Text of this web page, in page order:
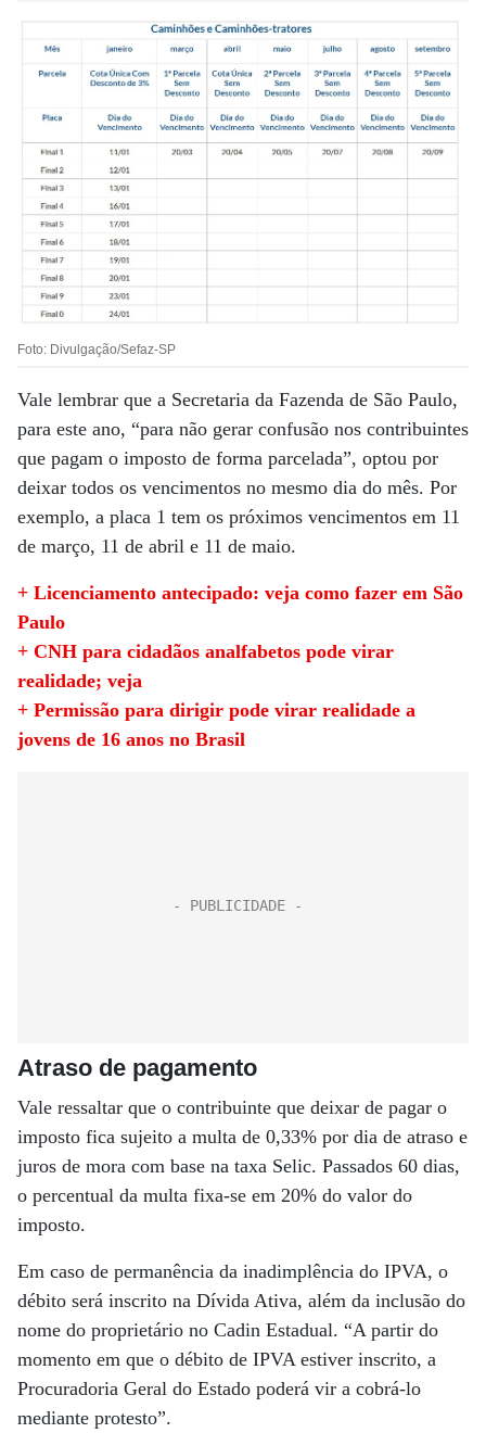
Foto: Divulgação/Sefaz-SP
Vale lembrar que a Secretaria da Fazenda de São Paulo,
para este ano, “para não gerar confusão nos contribuintes
que pagam o imposto de forma parcelada”, optou por
deixar todos os vencimentos no mesmo dia do mês. Por
exemplo, a placa 1 tem os próximos vencimentos em 11
de março, 11 de abril e 11 de maio.
+ Licenciamento antecipado: veja como fazer em São
Paulo
+ CNH para cidadãos analfabetos pode virar
realidade; veja
+ Permissão para dirigir pode virar realidade a
jovens de 16 anos no Brasil
Atraso de pagamento
Vale ressaltar que o contribuinte que deixar de pagar o
imposto fica sujeito a multa de 0,33% por dia de atraso e
juros de mora com base na taxa Selic. Passados 60 dias,
o percentual da multa fixa-se em 20% do valor do
imposto.
Em caso de permanência da inadimplência do IPVA, o
débito será inscrito na Dívida Ativa, além da inclusão do
nome do proprietário no Cadin Estadual. “A partir do
momento em que o débito de IPVA estiver inscrito, a
Procuradoria Geral do Estado poderá vir a cobrá-lo
mediante protesto”.